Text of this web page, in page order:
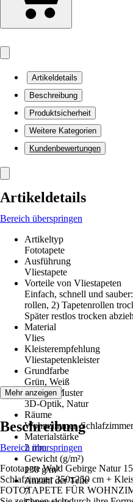
Artikeldetails
Beschreibung
Produktsicherheit
Weitere Kategorien
Kundenbewertungen
Artikeldetails
Bereich überspringen
Artikeltyp
Fototapete
Ausführung
Vliestapete
Vorteile von Vliestapeten
Einfach, schnell und
rollen, 2) Tapetenrollen
Später restlos trocken
Material
Vlies
Kleisterempfehlung
Vliestapetenkleister
Grundfarbe
Grün, Weiß
Dekor / Muster
3D-Optik, Natur
Räume
Wohnzimmer,
Materialstärke
2 mm
Gewicht (g/m²)
130 g/m²
Anzahl der Teile
7
Mehr anzeigen
Beschreibung
Bereich überspringen
Fototapete Wald Gebirge Natur
Schlafzimmer 350x250 cm +
FOTOTAPETE FÜR